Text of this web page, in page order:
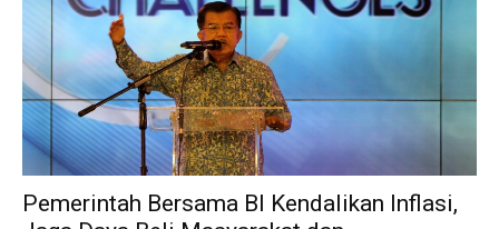
Pemerintah Bersama BI Kendalikan Inflasi,